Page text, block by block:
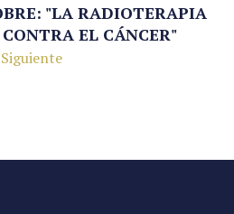
"LA RADIOTERAPIA
EL CÁNCER"
Siguiente